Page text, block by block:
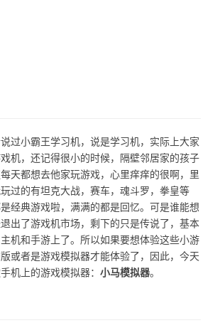
过小霸王学习机，说是学习机，实际上大家
机，还记得很小的时候，隔壁邻居家的孩子
天都想去他家玩游戏，心里痒痒的很啊，里
过的有坦克大战，赛车，魂斗罗，拳皇等
经典游戏啦，满满的都是回忆。可是谁能想
出了游戏机市场，剩下的只是传说了，基本
机和手游上了。所以如果要想体验这些小游
或者是游戏模拟器才能体验了，因此，今天
机上的游戏模拟器： 小马模拟器。